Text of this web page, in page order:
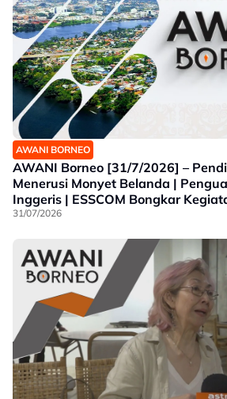
AWANI BORNEO
AWANI Borneo [31/7/2026] –
Menerusi Monyet Belanda |
Inggeris | ESSCOM Bongkar
31/07/2026